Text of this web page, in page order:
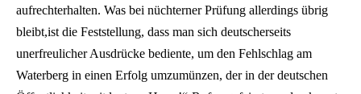
aufrechterhalten. Was bei nüchterner Prüfung allerdings übrig
bleibt,ist die Feststellung, dass man sich deutscherseits
unerfreulicher Ausdrücke bediente, um den Fehlschlag am
Waterberg in einen Erfolg umzumünzen, der in der deutschen